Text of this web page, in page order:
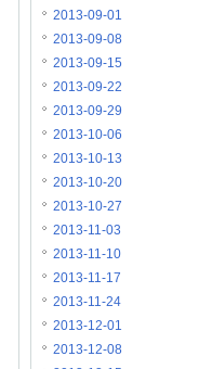
2013-09-01
2013-09-08
2013-09-15
2013-09-22
2013-09-29
2013-10-06
2013-10-13
2013-10-20
2013-10-27
2013-11-03
2013-11-10
2013-11-17
2013-11-24
2013-12-01
2013-12-08